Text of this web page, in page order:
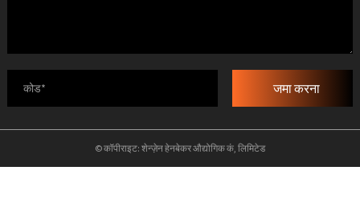
जमा करना
© कॉपीराइट: शेन्ज़ेन हेनबेकर औद्योगिक कं, लिमिटेड